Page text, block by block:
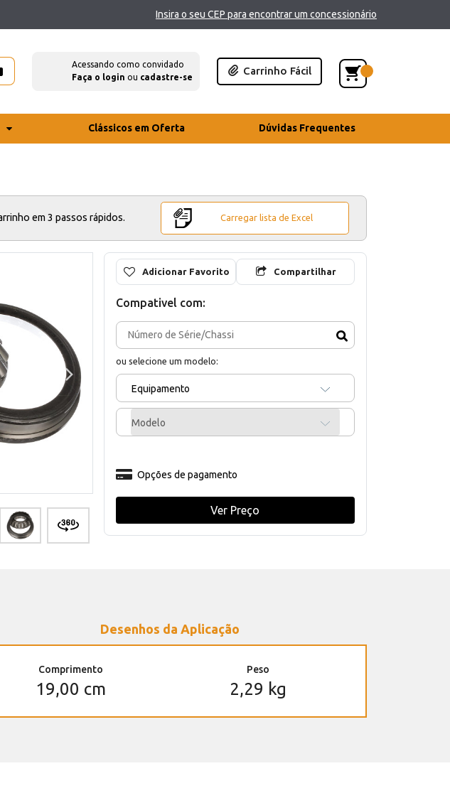
Insira o seu CEP para encontrar um concessionário
Acessando como convidado
Faça o login ou cadastre-se
Carrinho Fácil
Clássicos em Oferta Dúvidas Frequentes
em 3 passos rápidos. Carregar lista de Excel
Adicionar Favorito Compartilhar
Compativel com:
ou selecione um modelo:
Equipamento
Modelo
Opções de pagamento
Ver Preço
Desenhos da Aplicação
Comprimento
19,00 cm
Peso
2,29 kg